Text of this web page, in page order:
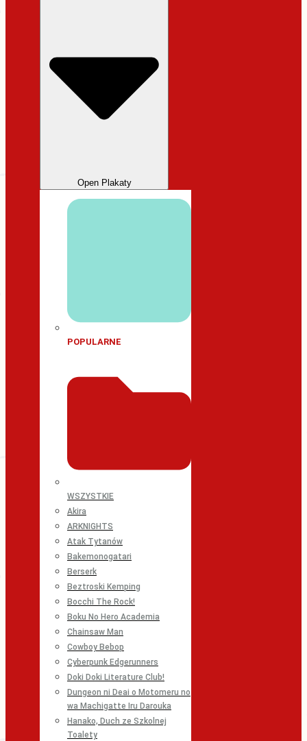
Open Plakaty
POPULARNE
WSZYSTKIE
Akira
ARKNIGHTS
Atak Tytanów
Bakemonogatari
Berserk
Beztroski Kemping
Bocchi The Rock!
Boku No Hero Academia
Chainsaw Man
Cowboy Bebop
Cyberpunk Edgerunners
Doki Doki Literature Club!
Dungeon ni Deai o Motomeru no
wa Machigatte Iru Darouka
Hanako, Duch ze Szkolnej
Toalety